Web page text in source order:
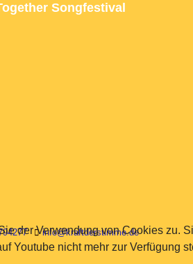
Songfestival
info@kraftderstimme.de
der Verwendung von Cookies zu.
Youtube nicht mehr zur Verfügung